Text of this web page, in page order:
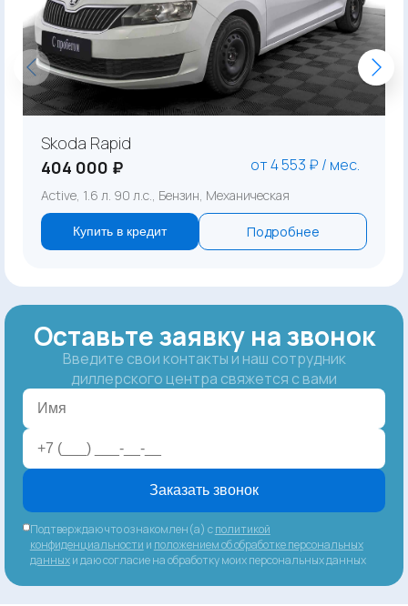
Skoda Rapid
404 000 ₽
от 4 553 ₽ / мес.
Active, 1.6 л. 90 л.с., Бензин, Механическая
Купить в кредит Подробнее
Оставьте заявку на звонок
Введите свои контакты и наш сотрудник
диллерского центра свяжется с вами
Заказать звонок
Подтверждаю что ознакомлен(а) сполитикой
конфиденциальности и положением об обработке персональных
данныхи даю согласие на обработку моих персональных данных